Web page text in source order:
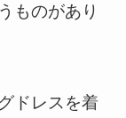
ものがあり
ドレスを着